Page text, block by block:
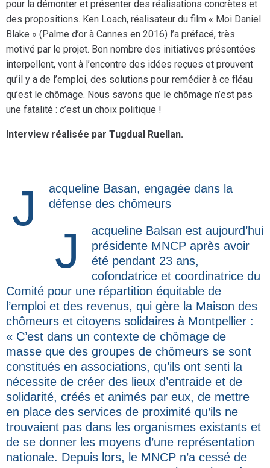
pour la démonter et présenter des réalisations concrètes et
des propositions. Ken Loach, réalisateur du film « Moi Daniel
Blake » (Palme d’or à Cannes en 2016) l’a préfacé, très
motivé par le projet. Bon nombre des initiatives présentées
interpellent, vont à l’encontre des idées reçues et prouvent
qu’il y a de l’emploi, des solutions pour remédier à ce fléau
qu’est le chômage. Nous savons que le chômage n’est pas
une fatalité : c’est un choix politique !
Interview réalisée par Tugdual Ruellan.
Jacqueline Basan, engagée dans la défense des chômeurs
Jacqueline Balsan est aujourd’hui
présidente MNCP après avoir
été pendant 23 ans,
cofondatrice et coordinatrice du
Comité pour une répartition équitable de
l’emploi et des revenus, qui gère la Maison des
chômeurs et citoyens solidaires à Montpellier :
« C’est dans un contexte de chômage de
masse que des groupes de chômeurs se sont
constitués en associations, qu’ils ont senti la
nécessite de créer des lieux d’entraide et de
solidarité, créés et animés par eux, de mettre
en place des services de proximité qu’ils ne
trouvaient pas dans les organismes existants et
de se donner les moyens d’une représentation
nationale. Depuis lors, le MNCP n’a cessé de